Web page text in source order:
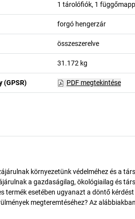
1 tárolófiók, 1
forgó hengerzár
összeszerelve
31.172 kg
(GPSR) PDF megtekintése
környezetünk védelméhez és a
a gazdaságilag, ökológiailag és
termék esetében ugyanazt a döntő
megteremtéséhez? Az